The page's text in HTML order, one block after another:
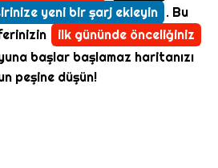
yeni bir şarj ekleyin . Bu
ilk gününde önceliğiniz
başlar başlamaz haritanızı
peşine düşün!